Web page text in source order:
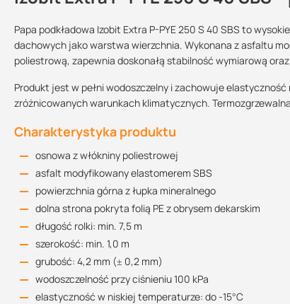
Papa podkładowa Izobit Extra P-PYE 250 S 40 SBS to
dachowych jako warstwa wierzchnia. Wykonana z asfaltu
poliestrową, zapewnia doskonałą stabilność wymiarową
Produkt jest w pełni wodoszczelny i zachowuje
zróżnicowanych warunkach klimatycznych.
Charakterystyka produktu
osnowa z włókniny poliestrowej
asfalt modyfikowany elastomerem SBS
powierzchnia górna z łupka mineralnego
dolna strona pokryta folią PE z obrysem dekarskim
długość rolki: min. 7,5 m
szerokość: min. 1,0 m
grubość: 4,2 mm (± 0,2 mm)
wodoszczelność przy ciśnieniu 100 kPa
elastyczność w niskiej temperaturze: do -15°C
Grubość:
4 mm
Szerokość rolki:
1 m
Długość:
7,5 m
Siła zrywająca
wzdłuż:
1000 N/5 cm
Siła zrywająca w
poprzek:
700 N/5 cm
Deklaracja właściwości użytkowych
Karta techniczna